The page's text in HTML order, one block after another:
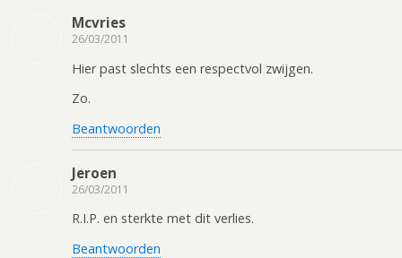
Mcvries
26/03/2011
Hier past slechts een respectvol zwijgen.
Zo.
Beantwoorden
Jeroen
26/03/2011
R.I.P. en sterkte met dit verlies.
Beantwoorden